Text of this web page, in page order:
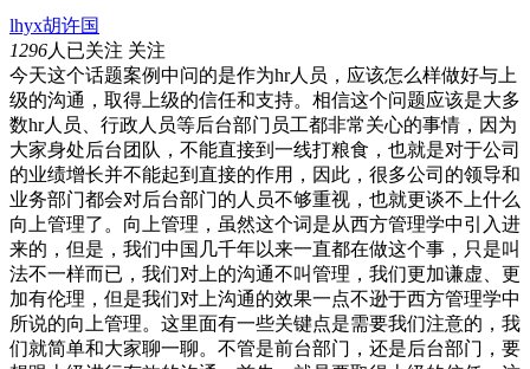
lhyx胡许国
1296人已关注 关注
今天这个话题案例中问的是作为hr人员，应该怎么样做好与上
级的沟通，取得上级的信任和支持。相信这个问题应该是大多
数hr人员、行政人员等后台部门员工都非常关心的事情，因为
大家身处后台团队，不能直接到一线打粮食，也就是对于公司
的业绩增长并不能起到直接的作用，因此，很多公司的领导和
业务部门都会对后台部门的人员不够重视，也就更谈不上什么
向上管理了。向上管理，虽然这个词是从西方管理学中引入进
来的，但是，我们中国几千年以来一直都在做这个事，只是叫
法不一样而已，我们对上的沟通不叫管理，我们更加谦虚、更
加有伦理，但是我们对上沟通的效果一点不逊于西方管理学中
所说的向上管理。这里面有一些关键点是需要我们注意的，我
们就简单和大家聊一聊。不管是前台部门，还是后台部门，要